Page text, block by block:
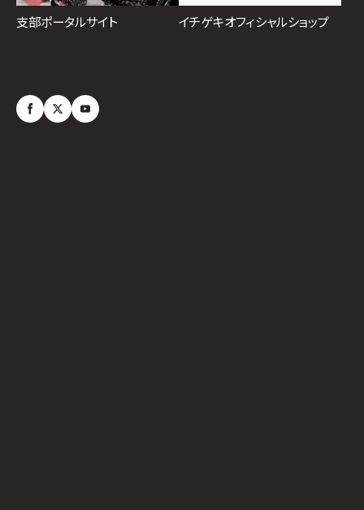
支部ポータルサイト イチゲキオフィシャルショップ